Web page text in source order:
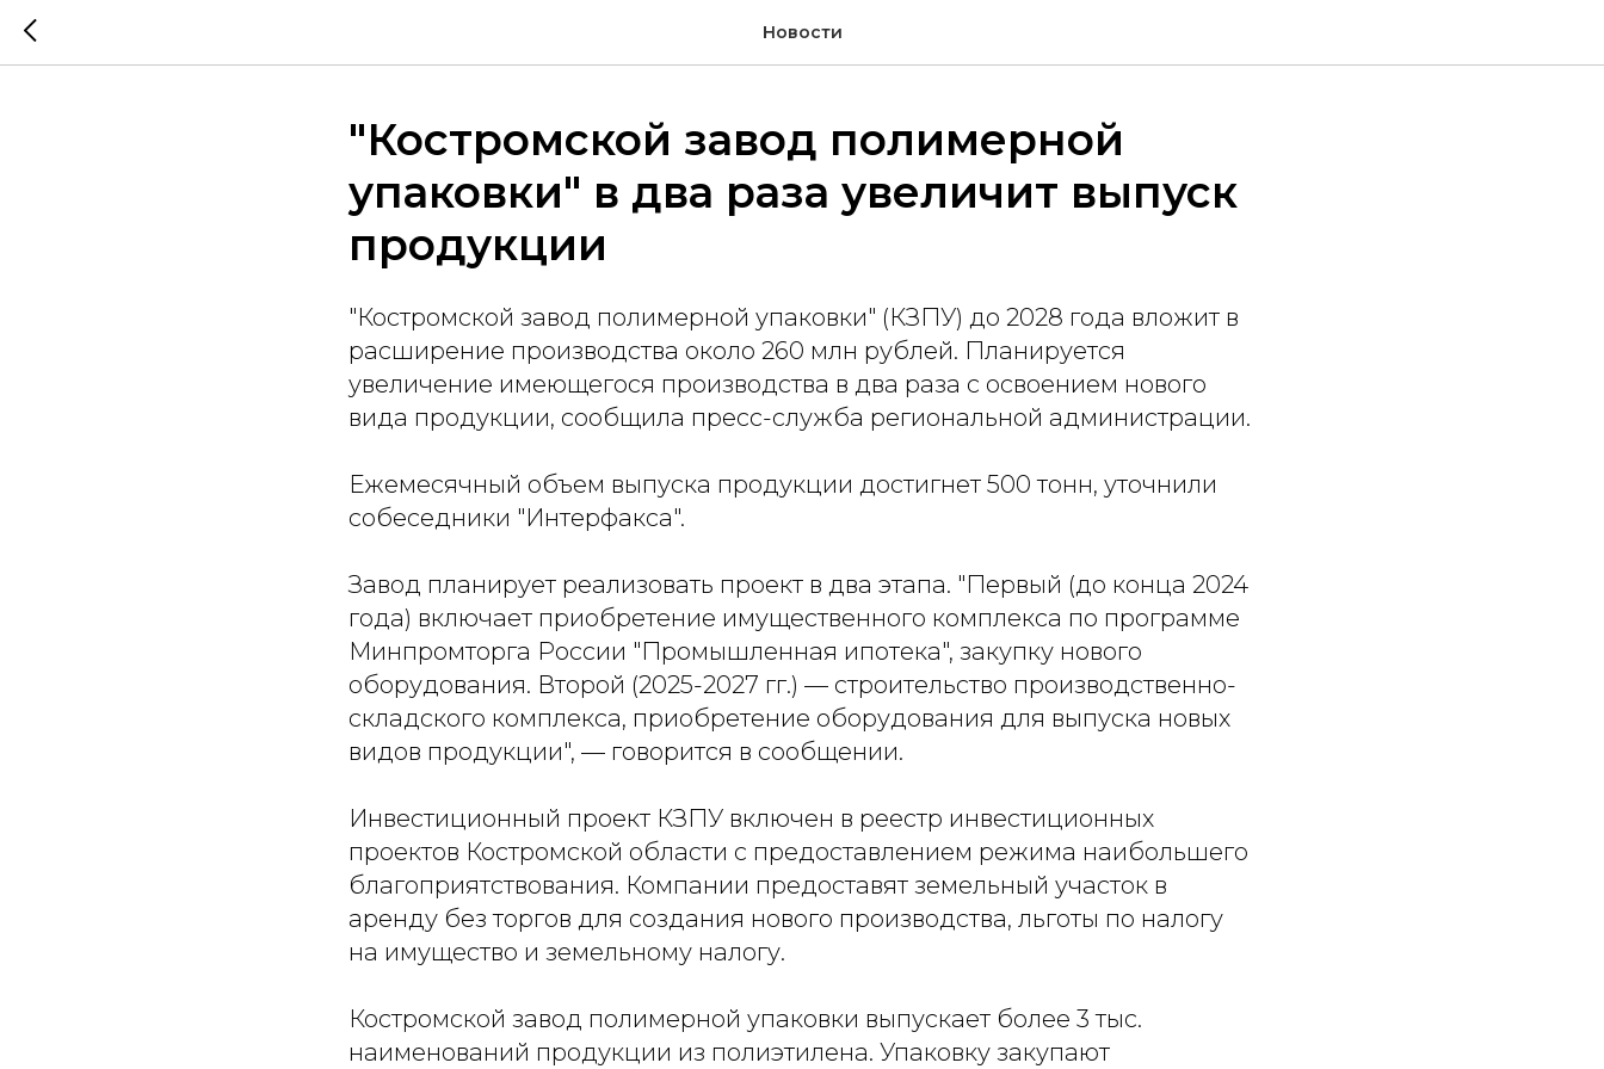
Новости
"Костромской завод полимерной
упаковки" в два раза увеличит выпуск
продукции
"Костромской завод полимерной упаковки" (КЗПУ) до 2028 года вложит в
расширение производства около 260 млн рублей. Планируется
увеличение имеющегося производства в два раза с освоением нового
вида продукции, сообщила пресс-служба региональной администрации.
Ежемесячный объем выпуска продукции достигнет 500 тонн, уточнили
собеседники "Интерфакса".
Завод планирует реализовать проект в два этапа. "Первый (до конца 2024
года) включает приобретение имущественного комплекса по программе
Минпромторга России "Промышленная ипотека", закупку нового
оборудования. Второй (2025-2027 гг.) — строительство производственно-
складского комплекса, приобретение оборудования для выпуска новых
видов продукции", — говорится в сообщении.
Инвестиционный проект КЗПУ включен в реестр инвестиционных
проектов Костромской области с предоставлением режима наибольшего
благоприятствования. Компании предоставят земельный участок в
аренду без торгов для создания нового производства, льготы по налогу
на имущество и земельному налогу.
Костромской завод полимерной упаковки выпускает более 3 тыс.
наименований продукции из полиэтилена. Упаковку закупают